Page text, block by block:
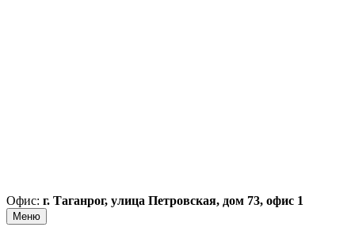
Офис: г. Таганрог, улица Петровская, дом 73, офис 1
Меню